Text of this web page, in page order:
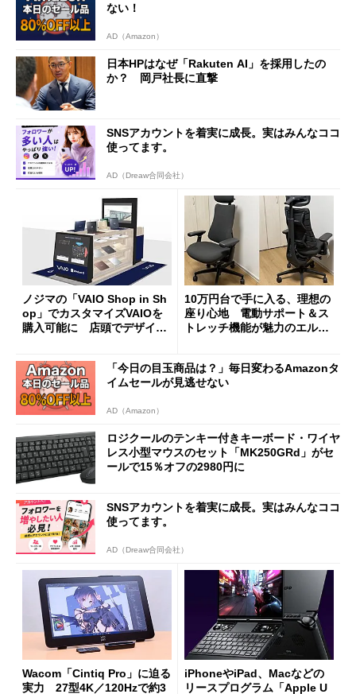
ない！
AD（Amazon）
日本HPはなぜ「Rakuten AI」を採用したの
か？ 岡戸社長に直撃
SNSアカウントを着実に成長。実はみんなココ
使ってます。
AD（Dreaw合同会社）
ノジマの「VAIO Shop in Sh
op」でカスタマイズVAIOを
購入可能に 店頭でデザイン
10万円台で手に入る、理想の
座り心地 電動サポート＆ス
トレッチ機能が魅力のエルゴ
「今日の目玉商品は？」毎日変わるAmazonタ
イムセールが見逃せない
AD（Amazon）
ロジクールのテンキー付きキーボード・ワイヤ
レス小型マウスのセット「MK250GRd」がセ
ールで15％オフの2980円に
SNSアカウントを着実に成長。実はみんなココ
使ってます。
AD（Dreaw合同会社）
Wacom「Cintiq Pro」に迫る
実力 27型4K／120Hzで約3
iPhoneやiPad、Macなどの
リースプログラム「Apple U